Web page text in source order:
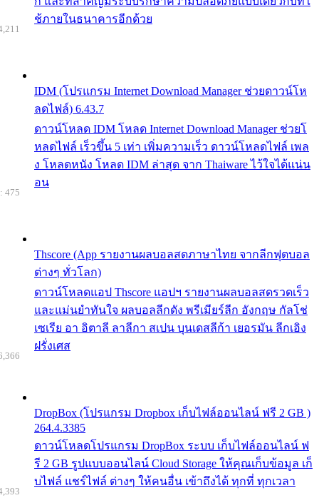
ช้ภายในธนาคารอีกด้วย
IDM (โปรแกรม Internet Download Manager ช่วยดาวน์โห
ลดไฟล์) 6.43.7
ดาวน์โหลด IDM โหลด Internet Download Manager ช่วยโ
หลดไฟล์ เร็วขึ้น 5 เท่า เพิ่มความเร็ว ดาวน์โหลดไฟล์ เพล
ง โหลดหนัง โหลด IDM ล่าสุด จาก Thaiware ไว้ใจได้แน่น
อน
Thscore (App รายงานผลบอลสดภาษาไทย จากลีกฟุตบอล
ต่างๆ ทั่วโลก)
ดาวน์โหลดแอป Thscore แอปฯ รายงานผลบอลสดรวดเร็ว
และแม่นยำทันใจ ผลบอลลีกดัง พรีเมียร์ลีก อังกฤษ กัลโช่
เซเรีย อา อิตาลี ลาลีกา สเปน บุนเดสลีก้า เยอรมัน ลีกเอิง
ฝรั่งเศส
475
DropBox (โปรแกรม Dropbox เก็บไฟล์ออนไลน์ ฟรี 2 GB )
264.4.3385
ดาวน์โหลดโปรแกรม DropBox ระบบ เก็บไฟล์ออนไลน์ ฟ
รี 2 GB รูปแบบออนไลน์ Cloud Storage ให้คุณเก็บข้อมูล เก็
บไฟล์ แชร์ไฟล์ ต่างๆ ให้คนอื่น เข้าถึงได้ ทุกที่ ทุกเวลา